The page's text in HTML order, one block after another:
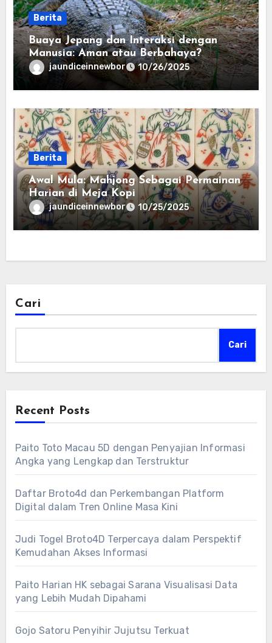
Berita
Buaya Jepang dan Interaksi dengan
Manusia: Aman atau Berbahaya?
jaundiceinnewbor 10/26/2025
Berita
Awal Mula: Mahjong Sebagai Permainan
Harian di Meja Kopi
jaundiceinnewbor 10/25/2025
Cari
Cari
Recent Posts
Paito Toto Macau 5D dengan Penyajian Informasi
Angka yang Lengkap dan Terstruktur
Daftar Broto4d dan Perkembangan Platform
Digital dalam Tren Online Masa Kini
Judi Togel Broto4D Terpercaya dalam Perspektif
Kemudahan Akses Informasi
Paito Harian HK sebagai Sarana Visualisasi Data
yang Lebih Mudah Dipahami
Gojo Satoru Penyihir Jujutsu Terkuat